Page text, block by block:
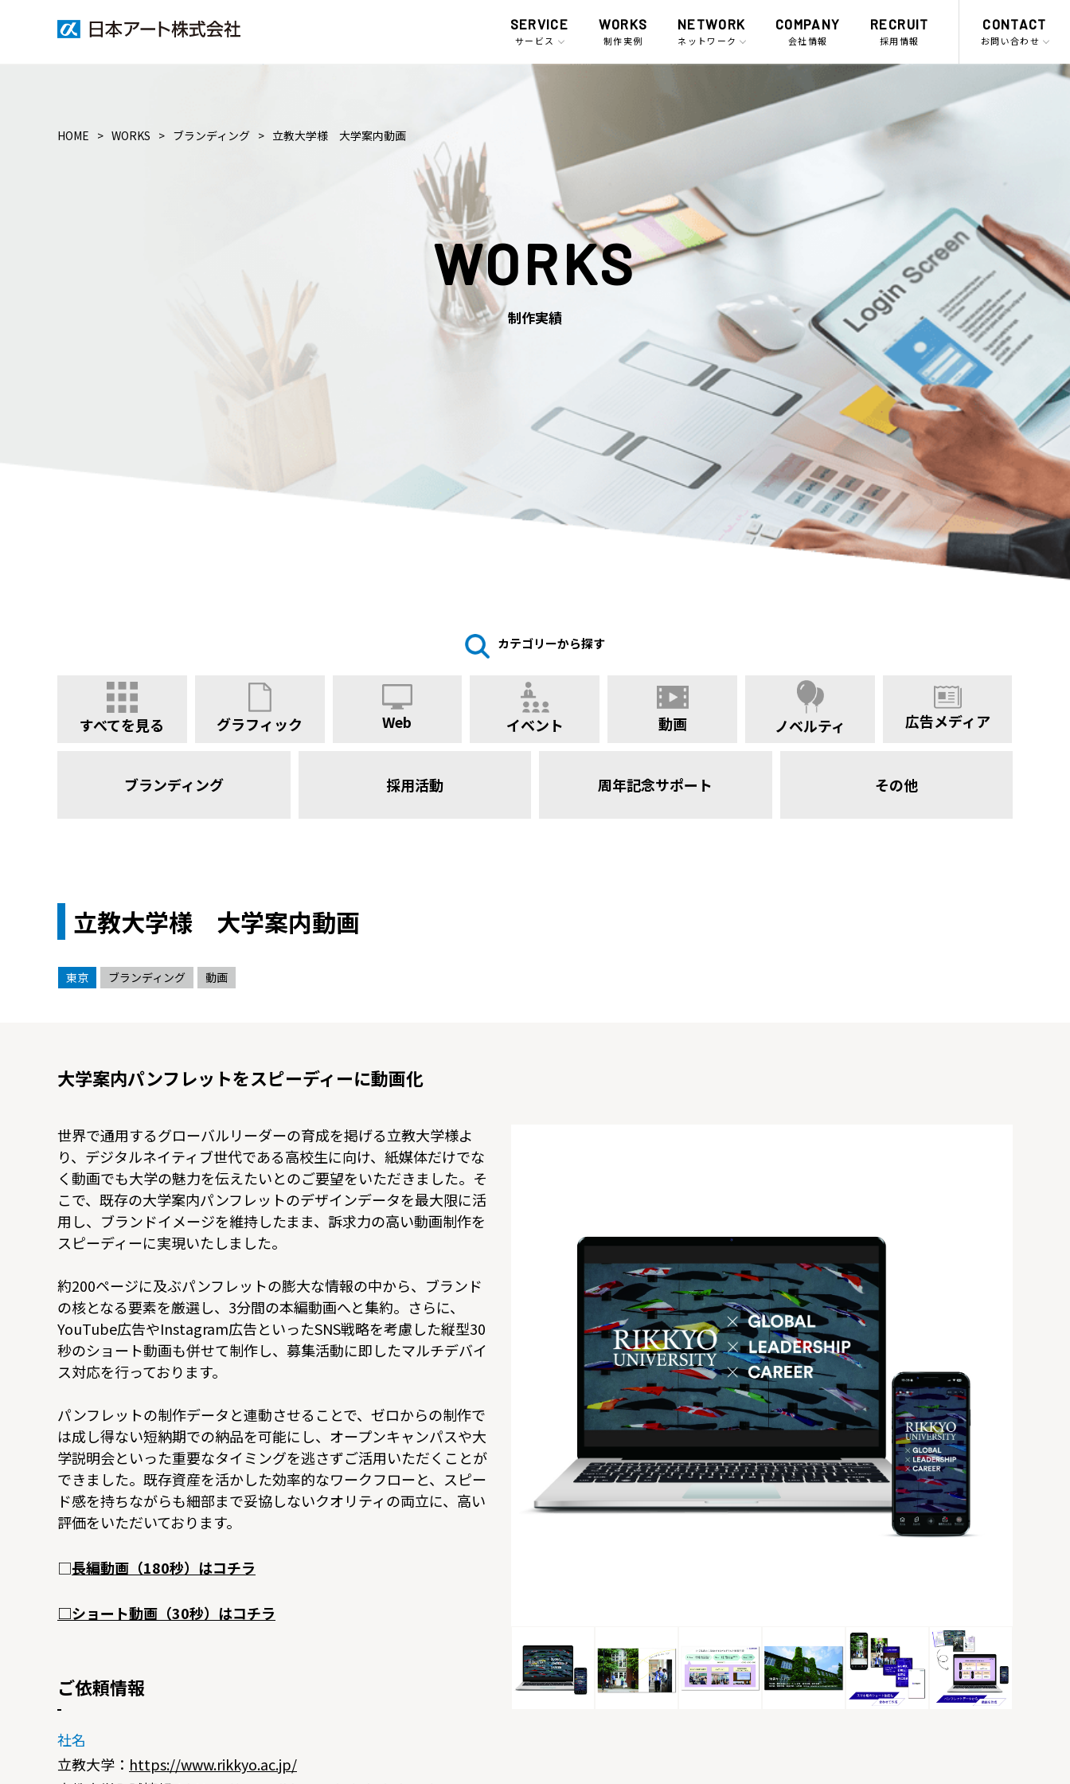
SERVICE
サービス
WORKS
制作実例
NETWORK
ネットワーク
COMPANY
会社情報
RECRUIT
採用情報
CONTACT
お問い合わせ
HOME WORKS ブランディング 立教大学様 大学案内動画
WORKS
制作実績
カテゴリーから探す
すべてを見る グラフィック Web イベント 動画 ノベルティ 広告メディア
ブランディング 採用活動 周年記念サポート その他
立教大学様 大学案内動画
東京 ブランディング 動画
大学案内パンフレットをスピーディーに動画化
世界で通用するグローバルリーダーの育成を掲げる立教大学様よ
り、デジタルネイティブ世代である高校生に向け、紙媒体だけでな
く動画でも大学の魅力を伝えたいとのご要望をいただきました。そ
こで、既存の大学案内パンフレットのデザインデータを最大限に活
用し、ブランドイメージを維持したまま、訴求力の高い動画制作を
スピーディーに実現いたしました。
約200ページに及ぶパンフレットの膨大な情報の中から、ブランド
の核となる要素を厳選し、3分間の本編動画へと集約。さらに、
YouTube広告やInstagram広告といったSNS戦略を考慮した縦型30
秒のショート動画も併せて制作し、募集活動に即したマルチデバイ
ス対応を行っております。
パンフレットの制作データと連動させることで、ゼロからの制作で
は成し得ない短納期での納品を可能にし、オープンキャンパスや大
学説明会といった重要なタイミングを逃さずご活用いただくことが
できました。既存資産を活かした効率的なワークフローと、スピー
ド感を持ちながらも細部まで妥協しないクオリティの両立に、高い
評価をいただいております。
□長編動画（180秒）はコチラ
□ショート動画（30秒）はコチラ
ご依頼情報
社名
立教大学： https://www.rikkyo.ac.jp/